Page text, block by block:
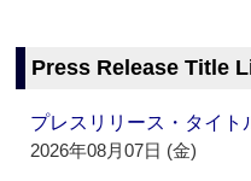
Press Release Title
プレスリリース・タイ
2026年08月07日 (金)